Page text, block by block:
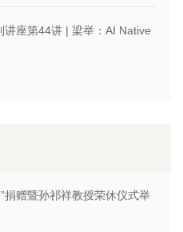
讲座第44讲 | 梁举：AI Native
捐赠暨孙祁祥教授荣休仪式举